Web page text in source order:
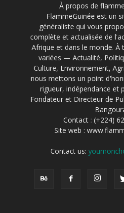
À propos de
FlammeGuinée est un
généraliste qui vous
complète et actualisée de
Afrique et dans le monde. À
variées — Actualité,
Culture, Environnement,
nous mettons un point
rigueur, indépendance et
Fondateur et Directeur de
Contact : (+224)
Site web :
Contact us: